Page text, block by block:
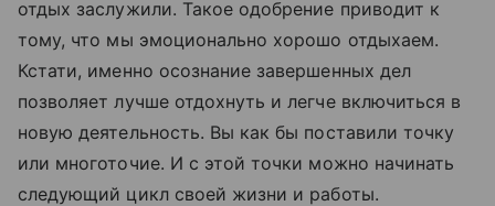
отдых заслужили. Такое одобрение приводит к
тому, что мы эмоционально хорошо отдыхаем.
Кстати, именно осознание завершенных дел
позволяет лучше отдохнуть и легче включиться в
новую деятельность. Вы как бы поставили точку
или многоточие. И с этой точки можно начинать
следующий цикл своей жизни и работы.